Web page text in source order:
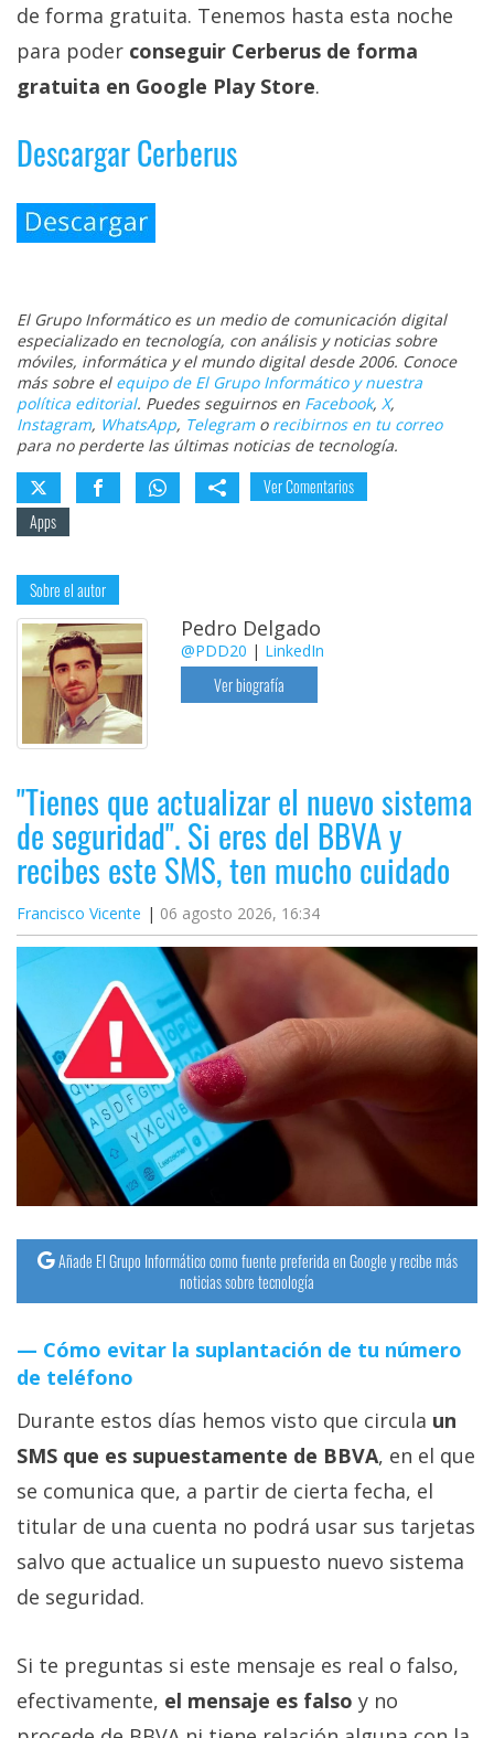
de forma gratuita. Tenemos hasta esta noche
para poder conseguir Cerberus de forma
gratuita en Google Play Store.
Descargar Cerberus
El Grupo Informático es un medio de comunicación digital
especializado en tecnología, con análisis y noticias sobre
móviles, informática y el mundo digital desde 2006. Conoce
más sobre el equipo de El Grupo Informático y nuestra
política editorial. Puedes seguirnos en Facebook, X,
Instagram, WhatsApp, Telegramo recibirnos en tu correo
para no perderte las últimas noticias de tecnología.
Ver Comentarios
Apps
Sobre el autor
Pedro Delgado
@PDD20 | LinkedIn
Ver biografía
"Tienes que actualizar el nuevo sistema
de seguridad". Si eres del BBVA y
recibes este SMS, ten mucho cuidado
Francisco Vicente 06 agosto 2026, 16:34
Añade El Grupo Informático como fuente preferida en Google y recibe más
noticias sobre tecnología
Cómo evitar la suplantación de tu número
de teléfono
Durante estos días hemos visto que circula un
SMS que es supuestamente de BBVA, en el que
se comunica que, a partir de cierta fecha, el
titular de una cuenta no podrá usar sus tarjetas
salvo que actualice un supuesto nuevo sistema
de seguridad.
Si te preguntas si este mensaje es real o falso,
efectivamente, el mensaje es falso y no